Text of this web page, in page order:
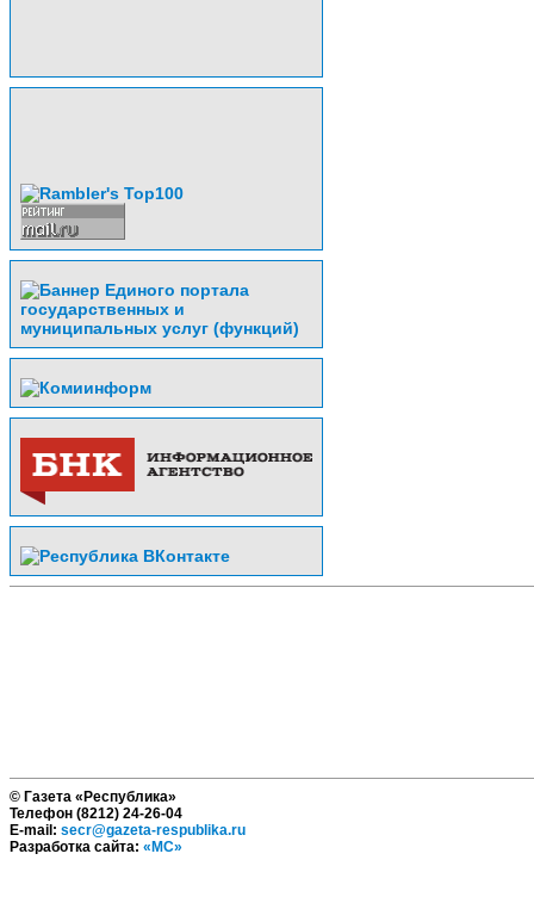
© Газета «Республика»
Телефон (8212) 24-26-04
E-mail: secr@gazeta-respublika.ru
Разработка сайта: «МС»